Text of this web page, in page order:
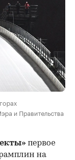
и Правительства
первое
на